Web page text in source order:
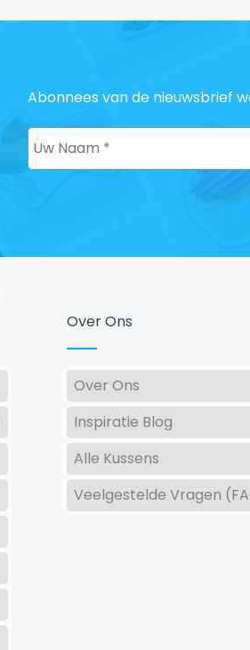
Abonnees van de nieuwsbrief
Over Ons
Over Ons
Inspiratie Blog
Alle Kussens
Veelgestelde Vragen